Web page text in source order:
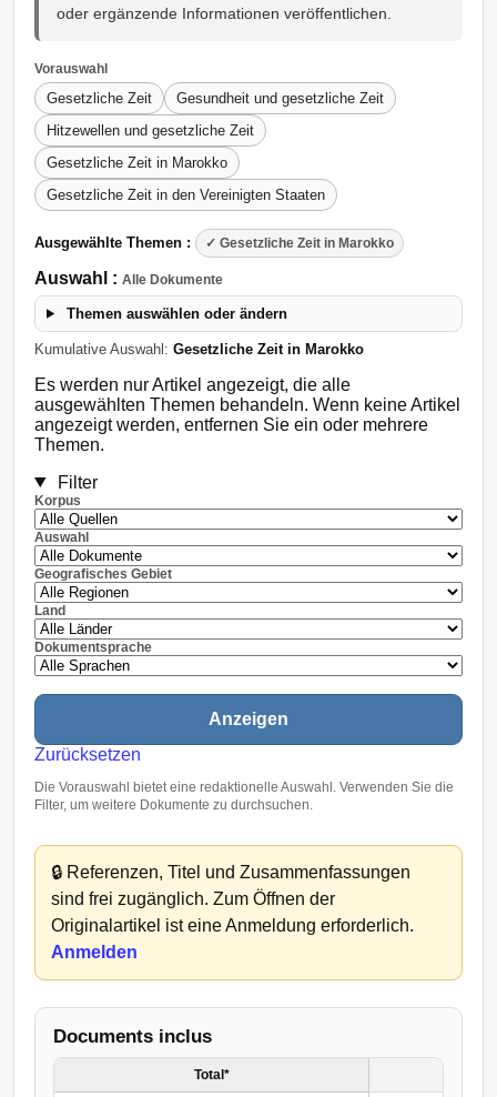
oder ergänzende Informationen veröffentlichen.
Vorauswahl
Gesetzliche Zeit
Gesundheit und gesetzliche Zeit
Hitzewellen und gesetzliche Zeit
Gesetzliche Zeit in Marokko
Gesetzliche Zeit in den Vereinigten Staaten
Ausgewählte Themen : ✓ Gesetzliche Zeit in Marokko
Auswahl : Alle Dokumente
Themen auswählen oder ändern
Kumulative Auswahl: Gesetzliche Zeit in Marokko
Es werden nur Artikel angezeigt, die alle
ausgewählten Themen behandeln. Wenn keine Artikel
angezeigt werden, entfernen Sie ein oder mehrere
Themen.
Filter
Korpus
Auswahl
Geografisches Gebiet
Land
Dokumentsprache
Anzeigen
Zurücksetzen
Die Vorauswahl bietet eine redaktionelle Auswahl. Verwenden Sie die
Filter, um weitere Dokumente zu durchsuchen.
🔒 Referenzen, Titel und Zusammenfassungen
sind frei zugänglich. Zum Öffnen der
Originalartikel ist eine Anmeldung erforderlich.
Anmelden
Documents inclus
Total*